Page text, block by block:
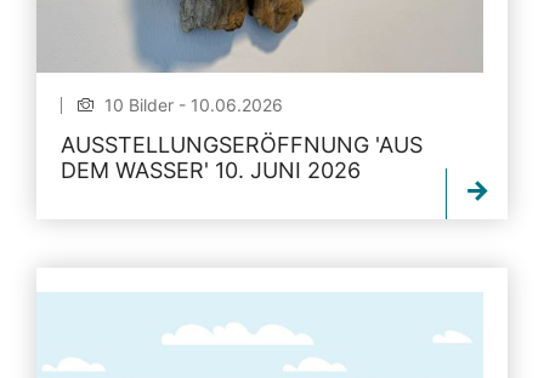
10 Bilder - 10.06.2026
AUSSTELLUNGSERÖFFNUNG 'AUS
DEM WASSER' 10. JUNI 2026